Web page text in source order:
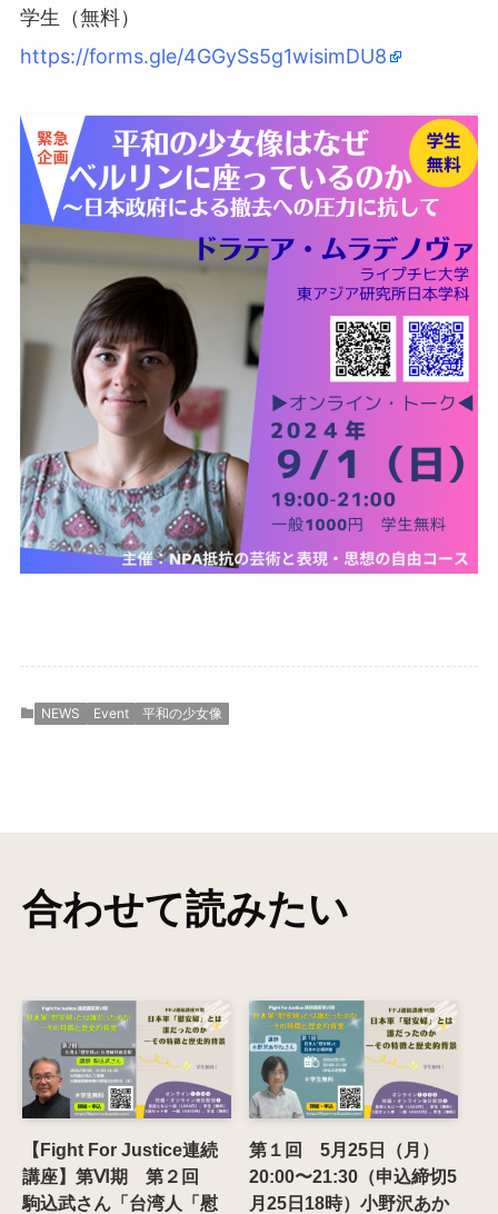
学生（無料）
https://forms.gle/4GGySs5g1wisimDU8
NEWS Event 平和の少女像
合わせて読みたい
【Fight For Justice連続
講座】第Ⅵ期 第２回
駒込武さん「台湾人「慰
第１回 5月25日（月）
20:00〜21:30（申込締切5
月25日18時）小野沢あか